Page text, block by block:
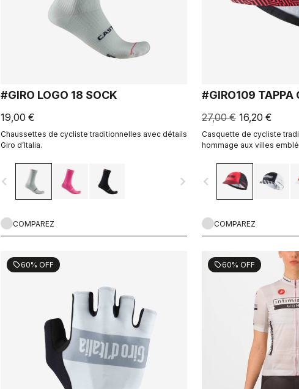
#GIRO LOGO 18 SOCK
19,00 €
Chaussettes de cycliste traditionnelles avec détails
Giro d’Italia.
navigate_before navigate_next
COMPAREZ
#GIRO109 TAPPA
27,00 € 16,20 €
Casquette de cycliste
hommage aux villes
navigate_before
COMPAREZ
sell60% OFF sell60% OFF